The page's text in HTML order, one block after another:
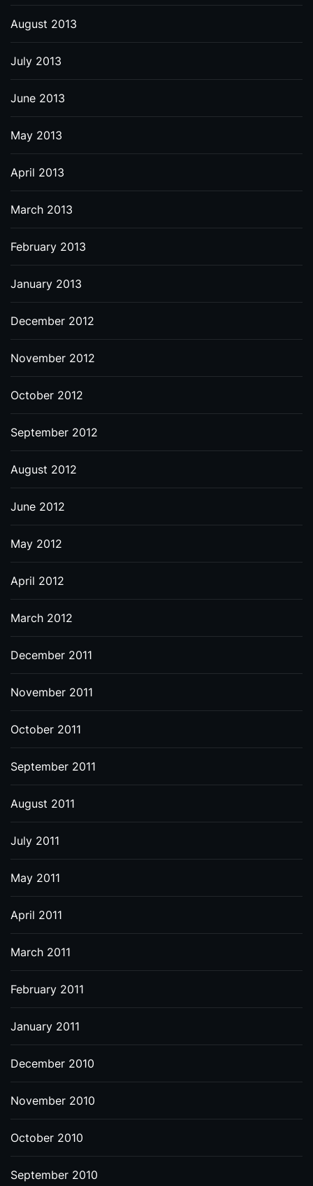
August 2013
July 2013
June 2013
May 2013
April 2013
March 2013
February 2013
January 2013
December 2012
November 2012
October 2012
September 2012
August 2012
June 2012
May 2012
April 2012
March 2012
December 2011
November 2011
October 2011
September 2011
August 2011
July 2011
May 2011
April 2011
March 2011
February 2011
January 2011
December 2010
November 2010
October 2010
September 2010